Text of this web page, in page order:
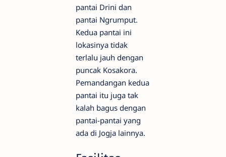
pantai Drini dan
pantai Ngrumput.
Kedua pantai ini
lokasinya tidak
terlalu jauh dengan
puncak Kosakora.
Pemandangan kedua
pantai itu juga tak
kalah bagus dengan
pantai-pantai yang
ada di Jogja lainnya.